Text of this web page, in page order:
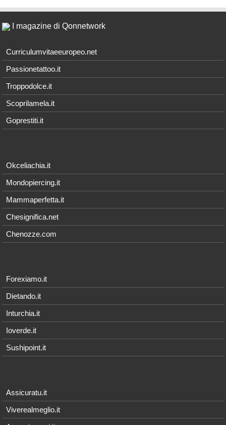
I magazine di Qonnetwork
Curriculumvitaeeuropeo.net
Passionetattoo.it
Troppodolce.it
Scoprilamela.it
Goprestiti.it
Okceliachia.it
Mondopiercing.it
Mammaperfetta.it
Chesignifica.net
Chenozze.com
Forexiamo.it
Dietando.it
Inturchia.it
Ioverde.it
Sushipoint.it
Assicuratu.it
Viverealmeglio.it